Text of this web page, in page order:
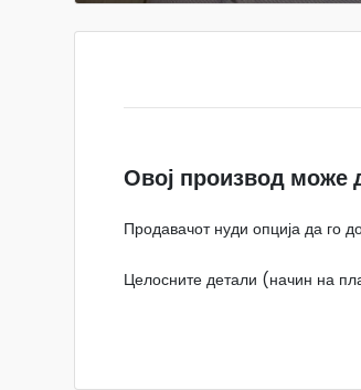
Овој производ може
Продавачот нуди опција да го
Целосните детали (начин на